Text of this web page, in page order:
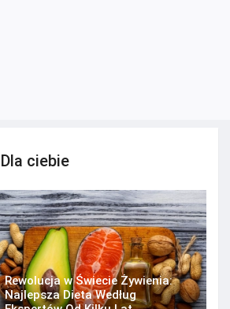
Dla ciebie
Rewolucja w Świecie Żywienia:
Najlepsza Dieta Według